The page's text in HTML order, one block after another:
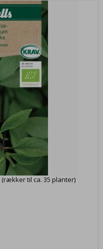
(rækker til ca. 35 planter)